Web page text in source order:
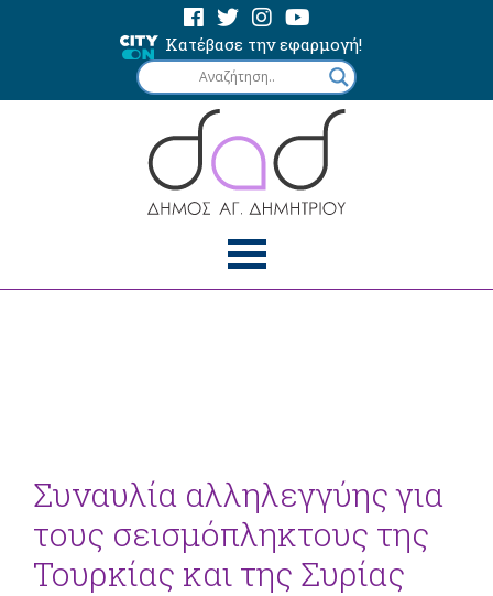
Κατέβασε την εφαρμογή!
Συναυλία αλληλεγγύης για
τους σεισμόπληκτους της
Τουρκίας και της Συρίας